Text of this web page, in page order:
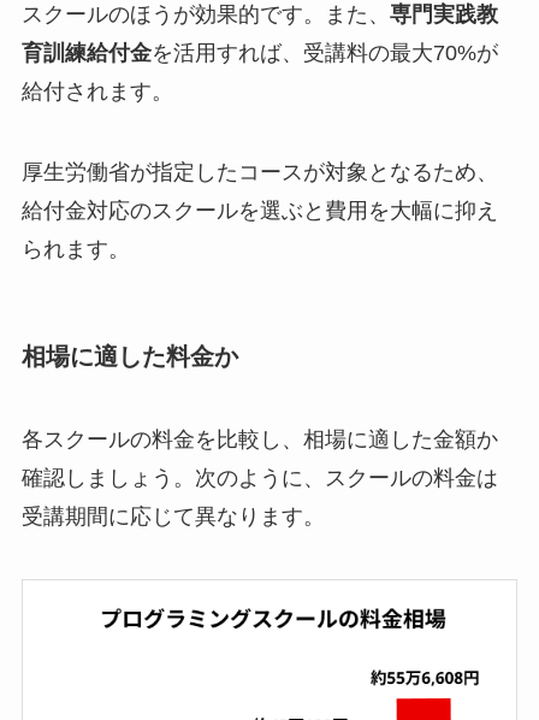
スクールのほうが効果的です。また、 専門実践教
育訓練給付金を活用すれば、受講料の最大70%が
給付されます。
厚生労働省が指定したコースが対象となるため、
給付金対応のスクールを選ぶと費用を大幅に抑え
られます。
相場に適した料金か
各スクールの料金を比較し、相場に適した金額か
確認しましょう。次のように、スクールの料金は
受講期間に応じて異なります。